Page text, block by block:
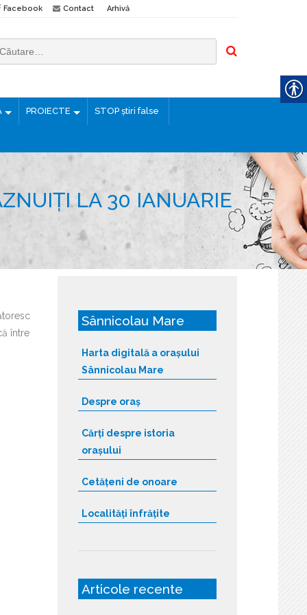
Facebook Contact Arhivă
PROIECTE STOP știri false
LA 30 IANUARIE
între
Sânnicolau Mare
Harta digitală a orașului
Sânnicolau Mare
Despre oraș
Cărți despre istoria
orașului
Cetățeni de onoare
Localități înfrățite
Articole recente